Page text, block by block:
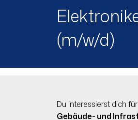
(m/w/d)
Du interessierst dich
Gebäude- und